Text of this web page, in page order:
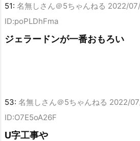
51: 名無しさん＠5ちゃんねる 2022/
ID:poPLDhFma
ジェラードンが一番おもろい
53: 名無しさん＠5ちゃんねる 2022/
ID:O7E5oA26F
U字工事や